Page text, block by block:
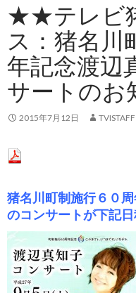
へ
ス
キ
ッ
★★テレビ
ス：猪名川
年記念渡辺
サートのお
2015年7月12日 TVISTAFF
猪名川町制施行６０
のコンサートが下記日